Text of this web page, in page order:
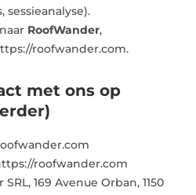
sessieanalyse).
RoofWander,
roofwander.com.
met ons op
roofwander.com
169 Avenue Orban, 1150